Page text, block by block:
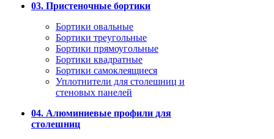
03. Пристеночные бортики
Бортики овальные
Бортики треугольные
Бортики прямоугольные
Бортики квадратные
Бортики самоклеящиеся
Уплотнители для столешниц и
стеновых панелей
04. Алюминиевые профили для
столешниц